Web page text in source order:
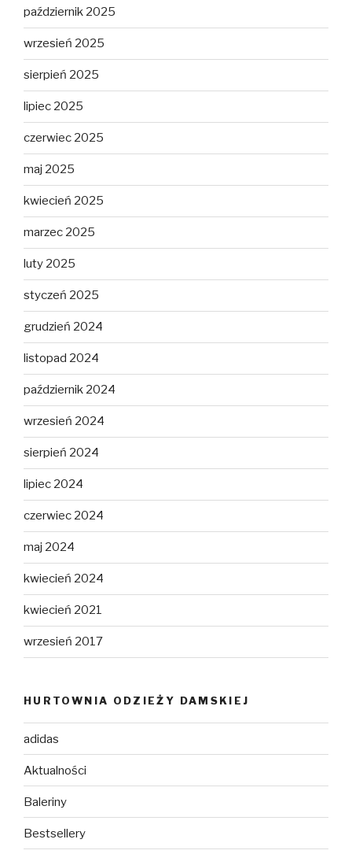
październik 2025
wrzesień 2025
sierpień 2025
lipiec 2025
czerwiec 2025
maj 2025
kwiecień 2025
marzec 2025
luty 2025
styczeń 2025
grudzień 2024
listopad 2024
październik 2024
wrzesień 2024
sierpień 2024
lipiec 2024
czerwiec 2024
maj 2024
kwiecień 2024
kwiecień 2021
wrzesień 2017
HURTOWNIA ODZIEŻY DAMSKIEJ
adidas
Aktualności
Baleriny
Bestsellery